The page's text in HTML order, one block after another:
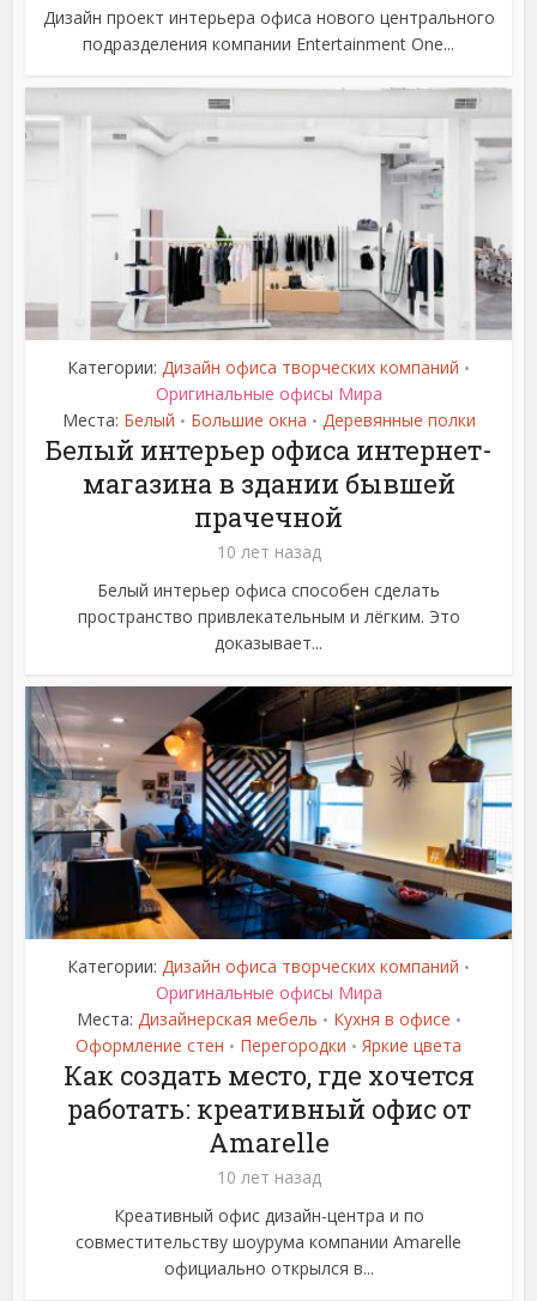
Дизайн проект интерьера офиса нового центрального
подразделения компании Entertainment One...
Категории: Дизайн офиса творческих компаний •
Оригинальные офисы Мира
Места: Белый • Большие окна • Деревянные полки
Белый интерьер офиса интернет-
магазина в здании бывшей
прачечной
10 лет назад
Белый интерьер офиса способен сделать
пространство привлекательным и лёгким. Это
доказывает...
Категории: Дизайн офиса творческих компаний •
Оригинальные офисы Мира
Места: Дизайнерская мебель • Кухня в офисе •
Оформление стен • Перегородки • Яркие цвета
Как создать место, где хочется
работать: креативный офис от
Amarelle
10 лет назад
Креативный офис дизайн-центра и по
совместительству шоурума компании Amarelle
официально открылся в...